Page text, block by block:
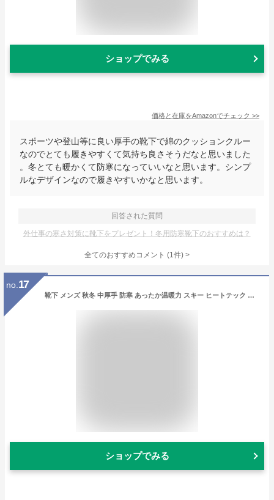
ショップでみる
価格と在庫をAmazonでチェック >>
スポーツや登山等に良い厚手の靴下で綿のクッションクルー
なのでとても履きやすくて気持ち良さそうだなと思いました
。冬とても暖かくて防寒になっていいなと思います。シンプ
ルなデザインなので履きやすいかなと思います。
回答された質問
外仕事の寒さ対策に靴下をプレゼント！冬用防寒靴下のおすすめは？
全てのおすすめコメント (1件) >
no. 17
靴下 メンズ 秋冬 中厚手 防寒 あったか温暖力 スキー ヒートテック 足底クッション編み くつした 綿 吸汗 防臭 抗菌 靴下 アウトドア 5足セット24-28cm (靴の下2)
ショップでみる